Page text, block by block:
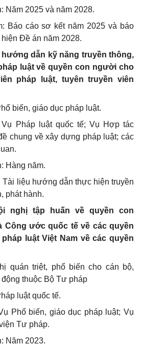
Năm 2025 và năm 2028.
Báo cáo sơ kết năm 2025 và báo
Đề án năm 2028.
dẫn kỹ năng truyền thông,
luật về quyền con người cho
pháp luật, tuyên truyền viên
biến, giáo dục pháp luật.
Pháp luật quốc tế; Vụ Hợp tác
chung về xây dựng pháp luật; các
Hàng năm.
Tài liệu hướng dẫn thực hiện truyền
phát hành.
nghị tập huấn về quyền con
Công ước quốc tế về các quyền
luật Việt Nam về các quyền
quán triệt, phổ biến cho cán bộ,
thuộc Bộ Tư pháp
luật quốc tế.
Phổ biến, giáo dục pháp luật; Vụ
Tư pháp.
Năm 2023.